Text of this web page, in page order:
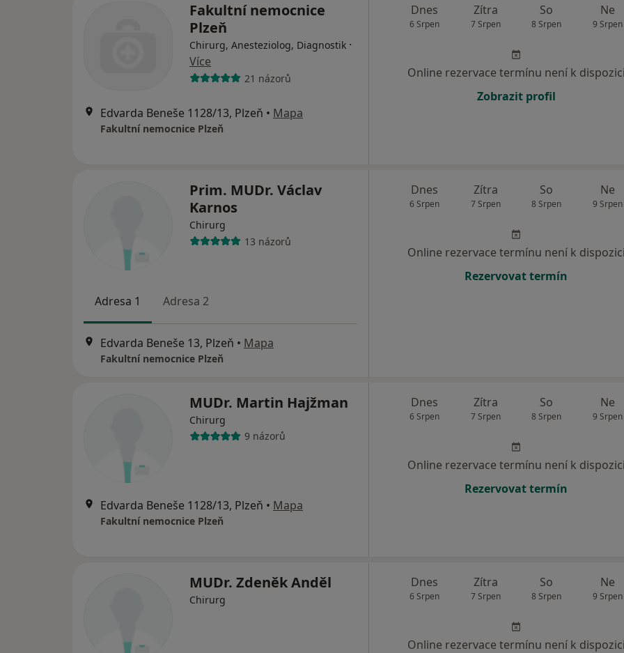
Fakultní nemocnice
Plzeň
Chirurg, Anesteziolog, Diagnostik ·
Více
21 názorů
Edvarda Beneše 1128/13, Plzeň • Mapa
Fakultní nemocnice Plzeň
Dnes
6 Srpen
Zítra
7 Srpen
So
8 Srpen
Ne
9 Srpen
Online rezervace termínu není k dispozici
Zobrazit profil
Prim. MUDr. Václav
Karnos
Chirurg
13 názorů
Adresa 1 Adresa 2
Edvarda Beneše 13, Plzeň • Mapa
Fakultní nemocnice Plzeň
Dnes
6 Srpen
Zítra
7 Srpen
So
8 Srpen
Ne
9 Srpen
Online rezervace termínu není k dispozici
Rezervovat termín
MUDr. Martin Hajžman
Chirurg
9 názorů
Edvarda Beneše 1128/13, Plzeň • Mapa
Fakultní nemocnice Plzeň
Dnes
6 Srpen
Zítra
7 Srpen
So
8 Srpen
Ne
9 Srpen
Online rezervace termínu není k dispozici
Rezervovat termín
MUDr. Zdeněk Anděl
Chirurg
Dnes
6 Srpen
Zítra
7 Srpen
So
8 Srpen
Ne
9 Srpen
Online rezervace termínu není k dispozici